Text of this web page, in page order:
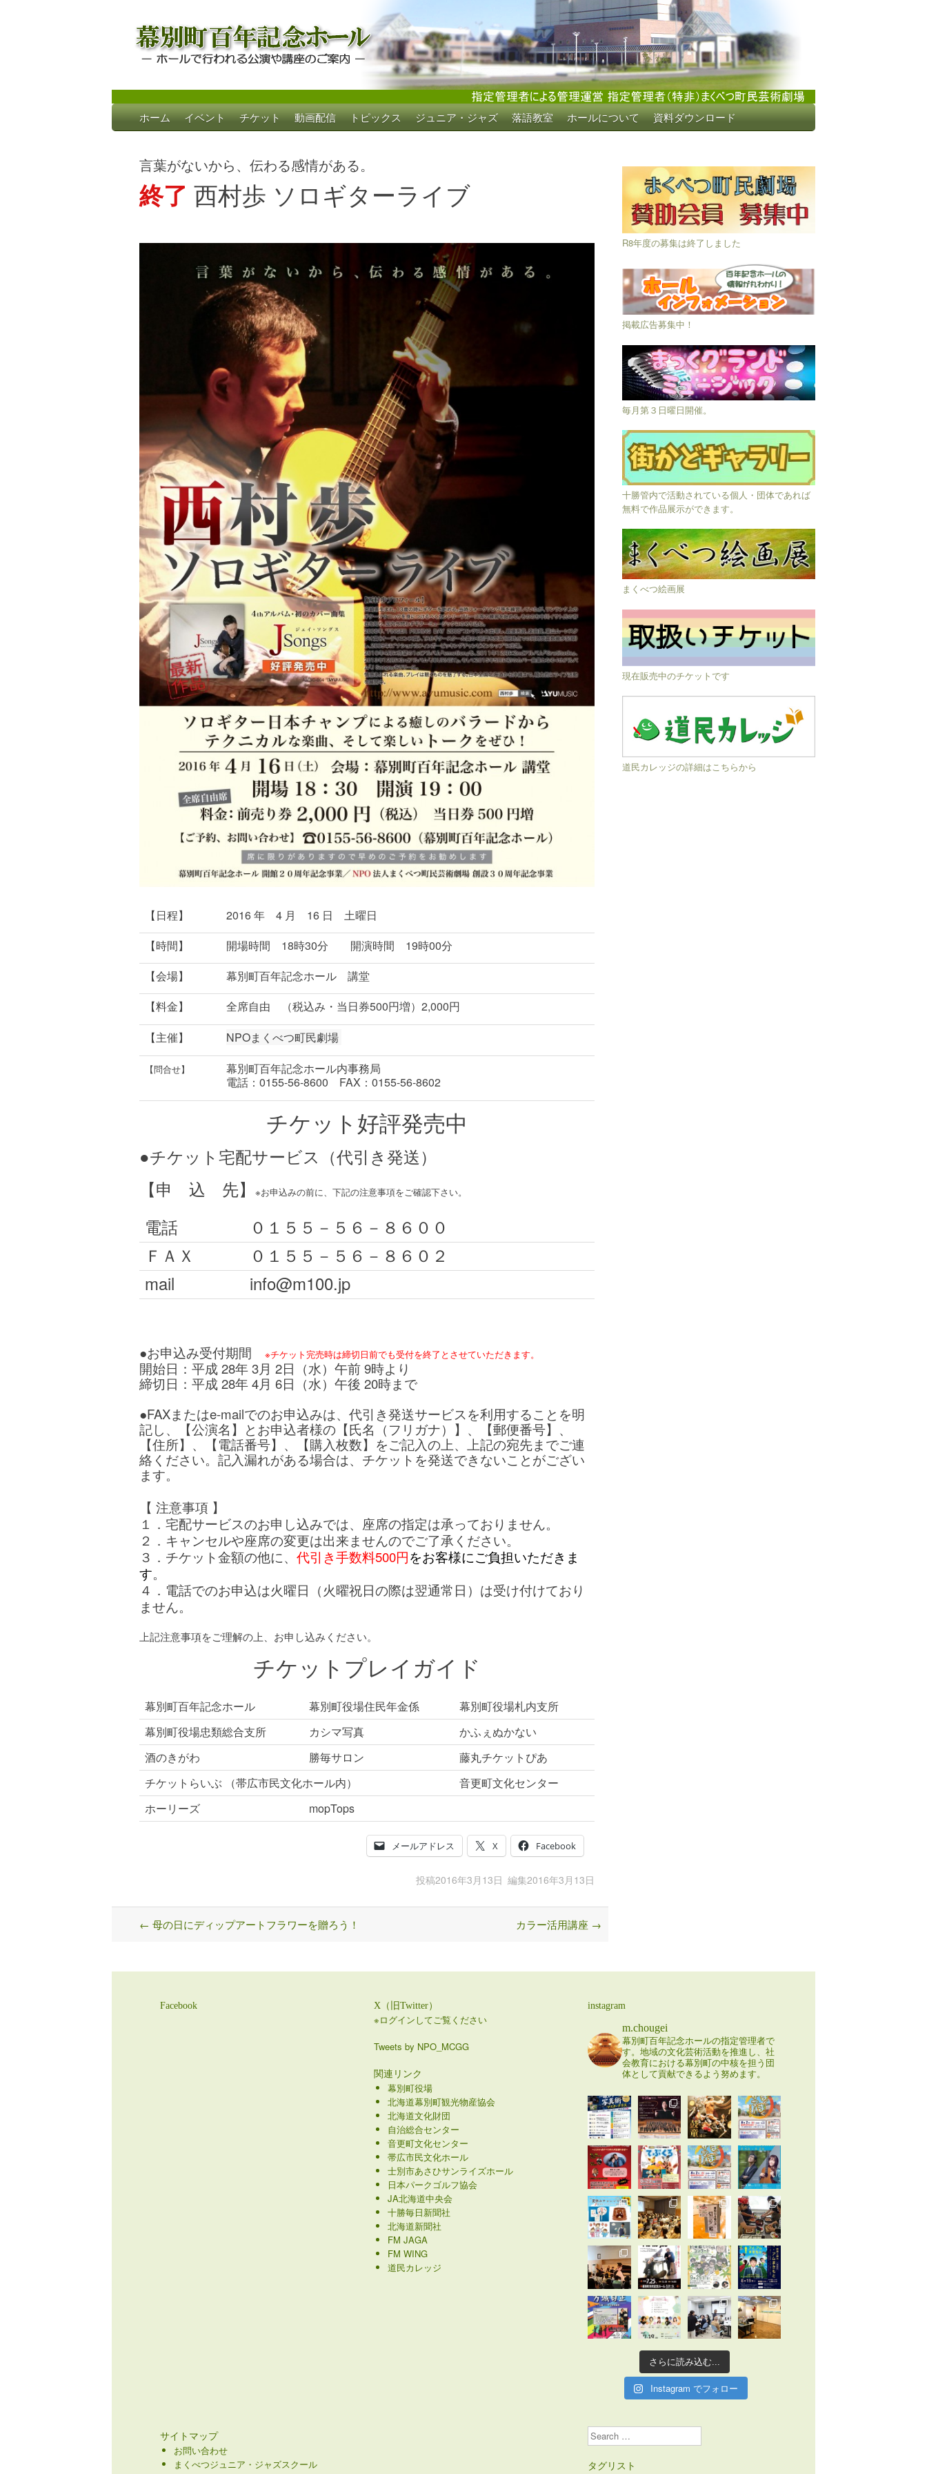
幕別町百年記念ホール
ホールで行われる公演や講座のご案内
Skip
to
ホーム イベント チケット 動画配信 トピックス ジュニア・ジャズ 落語教室 ホールについて 資料ダウンロード
言葉がないから、伝わる感情がある。
終了 西村歩 ソロギターライブ
【日程】
2016 年 4 月 16 日 土曜日
【時間】
開場時間 18時30分 開演時間 19時00分
【会場】
幕別町百年記念ホール 講堂
【料金】
全席自由 （税込み・当日券500円増）2,000円
【主催】
NPOまくべつ町民劇場
【問合せ】
幕別町百年記念ホール内事務局
電話：0155-56-8600 FAX：0155-56-8602
チケット好評発売中
●チケット宅配サービス（代引き発送）
【申 込 先】
※お申込みの前に、下記の注意事項をご確認下さい。
電話
０１５５－５６－８６００
ＦＡＸ
０１５５－５６－８６０２
mail
info@m100.jp
●お申込み受付期間 ※チケット完売時は締切日前でも受付を終了とさせていただきます。
開始日：平成 28年 3月 2日（水）午前 9時より
締切日：平成 28年 4月 6日（水）午後 20時まで
●FAXまたはe-mailでのお申込みは、代引き発送サービスを利用することを明
記し、【公演名】とお申込者様の【氏名（フリガナ）】、【郵便番号】、
【住所】、【電話番号】、【購入枚数】をご記入の上、上記の宛先までご連
絡ください。記入漏れがある場合は、チケットを発送できないことがござい
ます。
【 注意事項 】
１．宅配サービスのお申し込みでは、座席の指定は承っておりません。
２．キャンセルや座席の変更は出来ませんのでご了承ください。
３．チケット金額の他に、 代引き手数料500円をお客様にご負担いただきま
す。
４．電話でのお申込は火曜日（火曜祝日の際は翌通常日）は受け付けており
ません。
上記注意事項をご理解の上、お申し込みください。
チケットプレイガイド
幕別町百年記念ホール 幕別町役場住民年金係
幕別町役場札内支所
幕別町役場忠類総合支所
カシマ写真
かふぇぬかない
酒のきがわ
勝毎サロン
藤丸チケットぴあ
チケットらいぶ （帯広市民文化ホール内）
音更町文化センター
ホーリーズ
mopTops
メールアドレス X Facebook
投稿2016年3月13日 編集2016年3月13日
Post
← 母の日にディップアートフラワーを贈ろう！ カラー活用講座 →
R8年度の募集は終了しました
掲載広告募集中！
毎月第３日曜日開催。
十勝管内で活動されている個人・団体であれば
無料で作品展示ができます。
まくべつ絵画展
現在販売中のチケットです
道民カレッジの詳細はこちらから
Facebook
サイトマップ
お問い合わせ
まくべつジュニア・ジャズスクール
X（旧Twitter）
※ログインしてご覧ください
Tweets by NPO_MCGG
関連リンク
幕別町役場
北海道幕別町観光物産協会
北海道文化財団
自治総合センター
音更町文化センター
帯広市民文化ホール
士別市あさひサンライズホール
日本パークゴルフ協会
JA北海道中央会
十勝毎日新聞社
北海道新聞社
FM JAGA
FM WING
道民カレッジ
instagram
m.chougei
幕別町百年記念ホールの指定管理者で
す。地域の文化芸術活動を推進し、社
会教育における幕別町の中核を担う団
体として貢献できるよう努めます。
さらに読み込む...
Instagram でフォロー
Search
タグリスト